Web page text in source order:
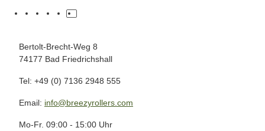
Bertolt-Brecht-Weg 8
74177 Bad Friedrichshall
Tel: +49 (0) 7136 2948 555
Email: info@breezyrollers.com
Mo-Fr. 09:00 - 15:00 Uhr